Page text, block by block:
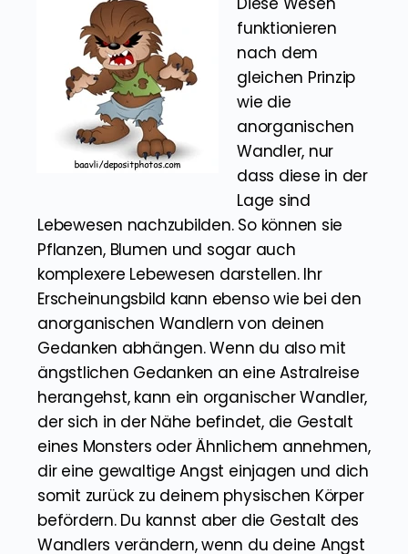
Diese Wesen
funktionieren
nach dem
gleichen Prinzip
wie die
anorganischen
Wandler, nur
dass diese in der
Lage sind
Lebewesen nachzubilden. So können sie
Pflanzen, Blumen und sogar auch
komplexere Lebewesen darstellen. Ihr
Erscheinungsbild kann ebenso wie bei den
anorganischen Wandlern von deinen
Gedanken abhängen. Wenn du also mit
ängstlichen Gedanken an eine Astralreise
herangehst, kann ein organischer Wandler,
der sich in der Nähe befindet, die Gestalt
eines Monsters oder Ähnlichem annehmen,
dir eine gewaltige Angst einjagen und dich
somit zurück zu deinem physischen Körper